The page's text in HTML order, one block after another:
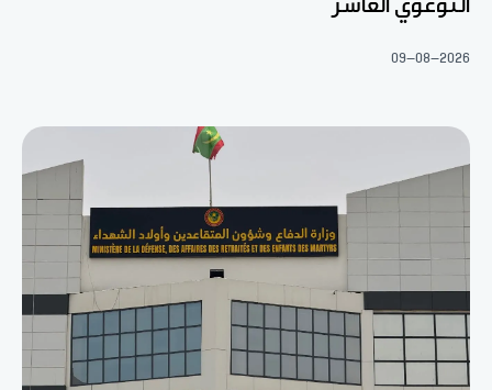
التوعوي العاشر
09-08-2026